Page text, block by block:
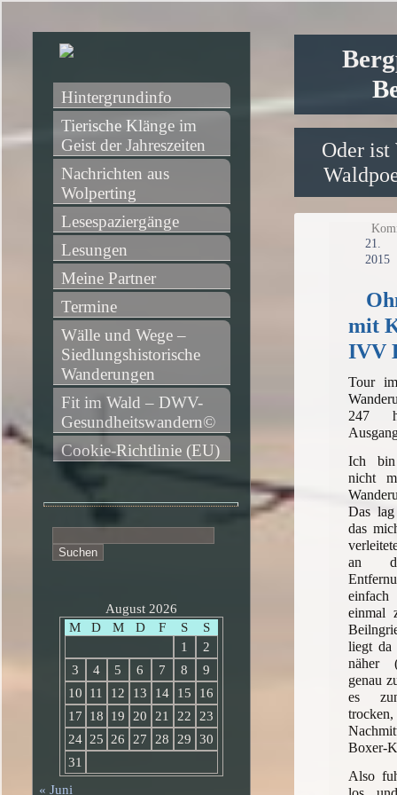
Oder ist
2015
mit
IVV
Tour
247
Ich bin
nicht
Das
das
an
einmal
liegt da
näher
genau
es
Boxer-
Also
Hintergrundinfo
Tierische Klänge im
Geist der Jahreszeiten
Nachrichten aus
Wolperting
Lesespaziergänge
Lesungen
Meine Partner
Termine
Wälle und Wege –
Siedlungshistorische
Wanderungen
Fit im Wald – DWV-
Gesundheitswandern©
Cookie-Richtlinie (EU)
nach:
August 2026
M
D M D F S
S
1
2
3
4 5 6 7 8
9
10
11 12 13 14 15
16
17
18 19 20 21 22
23
24 25 26 27 28 29
30
31
« Juni